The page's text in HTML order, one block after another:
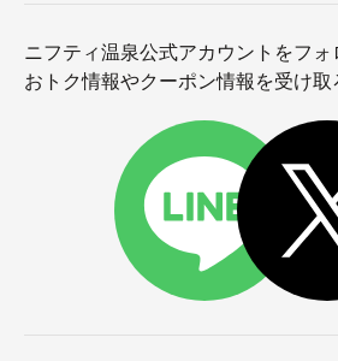
ニフティ温泉公式アカウントをフォ
おトク情報やクーポン情報を受け取